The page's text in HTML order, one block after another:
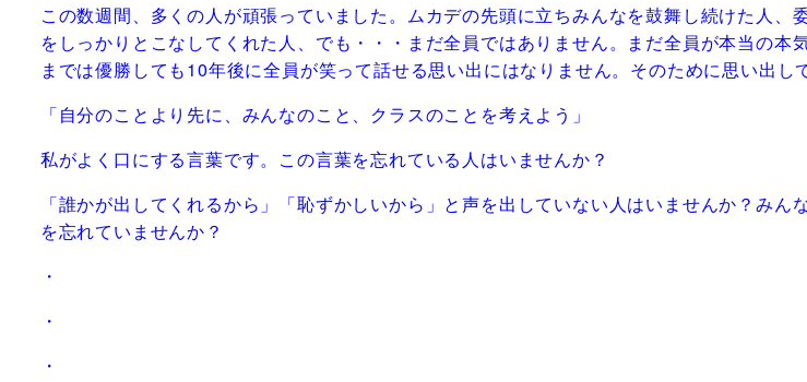
この数週間、多くの人が頑張っていました。ムカデの先頭に立ちみんなを鼓舞し続けた人、
をしっかりとこなしてくれた人、でも・・・まだ全員ではありません。まだ全員が本当の本
までは優勝しても10年後に全員が笑って話せる思い出にはなりません。そのために思い出し
「自分のことより先に、みんなのこと、クラスのことを考えよう」
私がよく口にする言葉です。この言葉を忘れている人はいませんか？
「誰かが出してくれるから」「恥ずかしいから」と声を出していない人はいませんか？みん
を忘れていませんか？
・
・
・